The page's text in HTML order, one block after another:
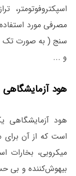
سنج ( به صورت تک
و ...
هود آزمایشگاهی
هود آزمایشگاهی
است که از آن برای
میکروبی، بخارات
بیهوش‌کننده و بی